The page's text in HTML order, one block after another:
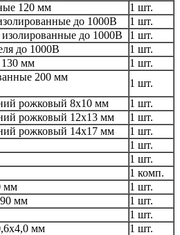
120 мм
1 шт.
до 1000В
1 шт.
до 1000В
1 шт.
до 1000В
1 шт.
мм
1 шт.
200 мм
1 шт.
рожковый 8x10 мм
1 шт.
рожковый 12х13 мм
1 шт.
рожковый 14х17 мм
1 шт.
1 шт.
1 шт.
1 комп.
мм
1 шт.
мм
1 шт.
1 шт.
мм
1 шт.